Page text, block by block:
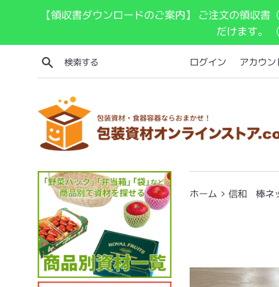
【領収書ダウンロードのご案内】 ご注文の領収
だけます。
検索する
ログイン アカウ
ホーム › 信和 棒ネ